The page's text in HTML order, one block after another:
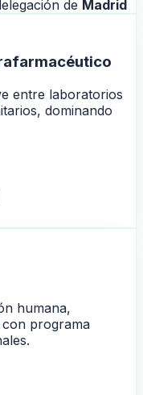
de Madrid
entre laboratorios
dominando
humana,
con programa